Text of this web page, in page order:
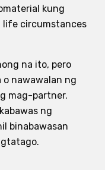
kung
life circumstances
na ito, pero
o nawawalan ng
mag-partner.
ng
binabawasan